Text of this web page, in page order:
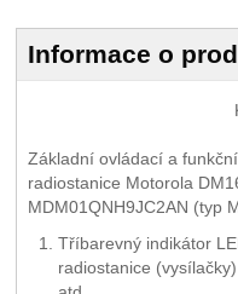
Informace o
Základní ovládací a
radiostanice Motorola
MDM01QNH9JC2AN (typ
Tříbarevný indikátor
radiostanice